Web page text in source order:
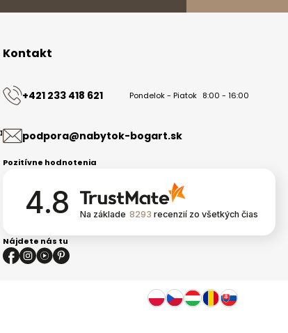
Kontakt
+421 233 418 621 Pondelok - Piatok 8:00 - 16:00
podpora@nabytok-bogart.sk
Pozitívne hodnotenia
4.8 Na základe 8293 recenzií zo všetkých čias
Nájdete nás tu